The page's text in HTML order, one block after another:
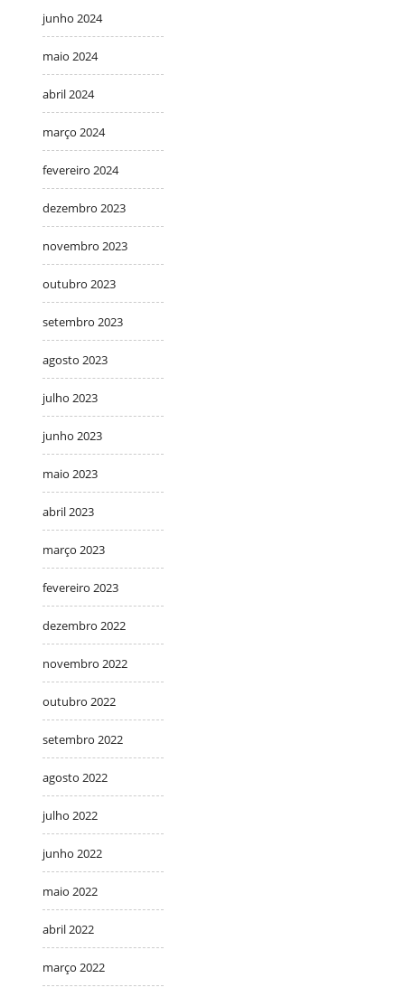
junho 2024
maio 2024
abril 2024
março 2024
fevereiro 2024
dezembro 2023
novembro 2023
outubro 2023
setembro 2023
agosto 2023
julho 2023
junho 2023
maio 2023
abril 2023
março 2023
fevereiro 2023
dezembro 2022
novembro 2022
outubro 2022
setembro 2022
agosto 2022
julho 2022
junho 2022
maio 2022
abril 2022
março 2022